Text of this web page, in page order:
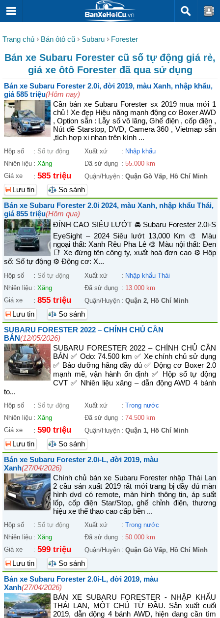
Trang chủ Bán ôtô cũ Subaru Forester
Bán xe Subaru Forester cũ số tự động giá rẻ,
giá xe ôtô Forester đã qua sử dụng
Bán xe Subaru Forester 2.0i, đời 2019, màu Xanh, nhập khẩu,
giá 585 triệu(Hôm nay)
Cần bán xe Subaru Forester sx 2019 mua mới 1
chủ ! Xe đẹp Hiệu năng mạnh động cơ Boxer AWD
, Option sẵn : Lẫy số vô lăng, Ghế điện , cốp điện ,
Nút đề Starstop, DVD, Camera 360 , Vietmap sẵn
,tích hợp xi nhan trên kính ...
Hộp số : Số tự động Xuất xứ : Nhập khẩu
Nhiên liệu : Xăng Đã sử dụng : 55.000 km
Giá xe
: 585 triệu Quận/Huyện : Quận Gò Vấp, Hồ Chí Minh
Lưu tin
So sánh
Bán xe Subaru Forester 2.0i 2024, màu Xanh, nhập khẩu Thái,
giá 855 triệu(Hôm qua)
ĐỈNH CAO SIÊU LƯỚT 🚘 Subaru Forester 2.0i-S
EyeSight – 2024 Siêu lướt 13,000 Km 🎨 Màu
ngoại thất: Xanh Rêu Pha Lê 🎨 Màu nội thất: Đen
📑 Xe đứng tên công ty, xuất hoá đơn cao ⚙️ Hộp
số: Số tự động ⚙️ Động cơ: X...
Hộp số : Số tự động Xuất xứ : Nhập khẩu Thái
Nhiên liệu : Xăng Đã sử dụng : 13.000 km
Giá xe
: 855 triệu Quận/Huyện : Quận 2, Hồ Chí Minh
Lưu tin
So sánh
SUBARU FORESTER 2022 – CHÍNH CHỦ CẦN
BÁN(12/05/2026)
SUBARU FORESTER 2022 – CHÍNH CHỦ CẦN
BÁN ✅ Odo: 74.500 km ✅ Xe chính chủ sử dụng
✅ Bảo dưỡng hãng đầy đủ ✅ Động cơ Boxer 2.0
mạnh mẽ, vận hành ổn định ✅ Hộp số tự động
CVT ✅ Nhiên liệu xăng – dẫn động AWD 4 bánh
to...
Hộp số : Số tự động Xuất xứ : Trong nước
Nhiên liệu : Xăng Đã sử dụng : 74.500 km
Giá xe
: 590 triệu Quận/Huyện : Quận 1, Hồ Chí Minh
Lưu tin
So sánh
Bán xe Subaru Forester 2.0i-L, đời 2019, màu
Xanh(27/04/2026)
Chính chủ bán xe Subaru Forester nhập Thái Lan
2 cầu sản xuất 2019 rất mới trang bị đầy đủ màn
hình dvd có remote, màn hình thông tin, áp suất
lốp, cốp điện Star/Stop, ghế chỉnh điện, thương
hiệu xe thể thao cao cấp bền ...
Hộp số : Số tự động Xuất xứ : Trong nước
Nhiên liệu : Xăng Đã sử dụng : 50.000 km
Giá xe
: 599 triệu Quận/Huyện : Quận Gò Vấp, Hồ Chí Minh
Lưu tin
So sánh
Bán xe Subaru Forester 2.0i-L, đời 2019, màu
Xanh(27/04/2026)
BÁN XE SUBARU FORESTER - NHẬP KHẨU
THÁI LAN, MỘT CHỦ TỪ ĐẦU. Sản xuất cuối
2019, dẫn động 4 bánh AWD, hiện đang cần tìm